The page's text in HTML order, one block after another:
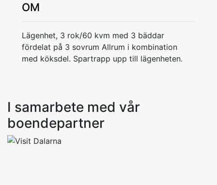
OM
Lägenhet, 3 rok/60 kvm med 3 bäddar
fördelat på 3 sovrum Allrum i kombination
med köksdel. Spartrapp upp till lägenheten.
I samarbete med vår
boendepartner